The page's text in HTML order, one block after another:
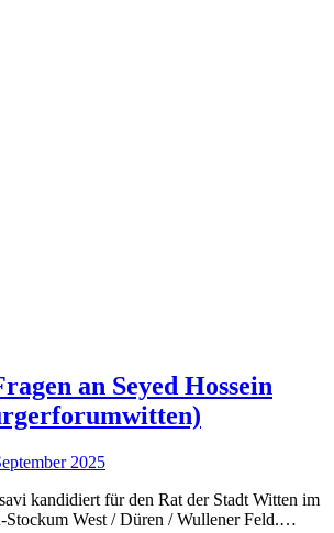
an Seyed Hossein
2025
kandidiert für den Rat der Stadt Witten im
Stockum West / Düren / Wullener Feld.…